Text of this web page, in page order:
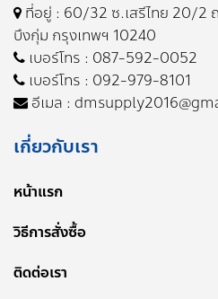
ที่อยู่ : 60/32 ซ.เสรีไทย 20/2
บึงกุ่ม กรุงเทพฯ 10240
เบอร์โทร : 087-592-0052
เบอร์โทร : 092-979-8101
อีเมล :
เกี่ยวกับเรา
หน้าแรก
วิธีการสั่งซื้อ
ติดต่อเรา